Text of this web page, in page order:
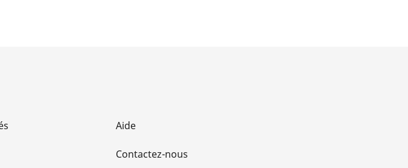
Aide
Contactez-nous